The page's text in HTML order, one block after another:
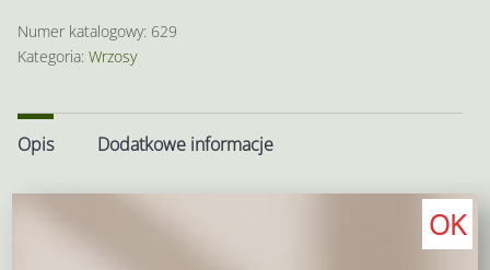
Numer katalogowy: 629
Kategoria: Wrzosy
Opis Dodatkowe informacje
Opis OK